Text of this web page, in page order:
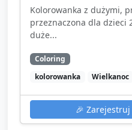
Kolorowanka z dużymi,
przeznaczona dla dzieci
duże...
Coloring
kolorowanka
Wielkanoc
🎉 Zarejestruj